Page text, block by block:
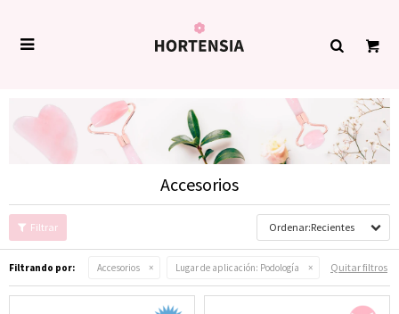

Accesorios
Recientes
Filtrando por: Accesorios Lugar de aplicación: Podología Quitar filtros